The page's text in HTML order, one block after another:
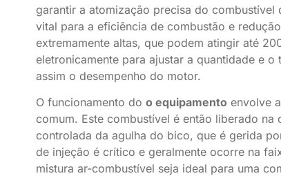
garantir a atomização precisa do
vital para a eficiência de combustão e
extremamente altas, que podem atingir até
eletronicamente para ajustar a quantidade e
assim o desempenho do motor.
O funcionamento do o equipamento envolve
comum. Este combustível é então liberado
controlada da agulha do bico, que é gerida
de injeção é crítico e geralmente ocorre na
mistura ar-combustível seja ideal para uma